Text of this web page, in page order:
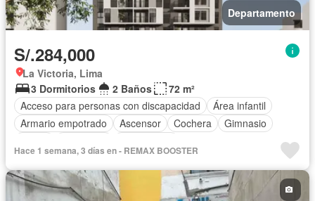
Departamento
S/.284,000
La Victoria, Lima
3 Dormitorios
2 Baños
72 m²
Acceso para personas con discapacidad
Área infantil
Armario empotrado
Ascensor Cochera
Gimnasio
Hace 1 semana, 3 días en - REMAX BOOSTER